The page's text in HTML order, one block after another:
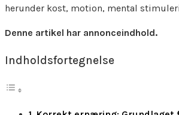
herunder kost, motion, mental
Denne artikel har annonceindhold.
Indholdsfortegnelse